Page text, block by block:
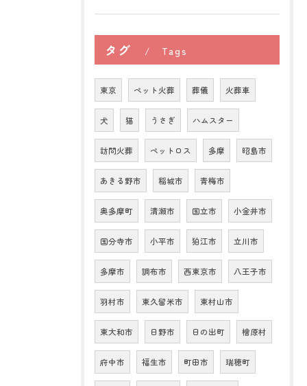
タグ Tags
東京 ペット火葬 葬儀 火葬車
犬 猫 うさぎ ハムスター
訪問火葬 ペットロス 多摩 昭島市
あきる野市 稲城市 青梅市
奥多摩町 清瀬市 国立市 小金井市
国分寺市 小平市 狛江市 立川市
多摩市 調布市 西東京市 八王子市
羽村市 東久留米市 東村山市
東大和市 日野市 日の出町 檜原村
府中市 福生市 町田市 瑞穂町